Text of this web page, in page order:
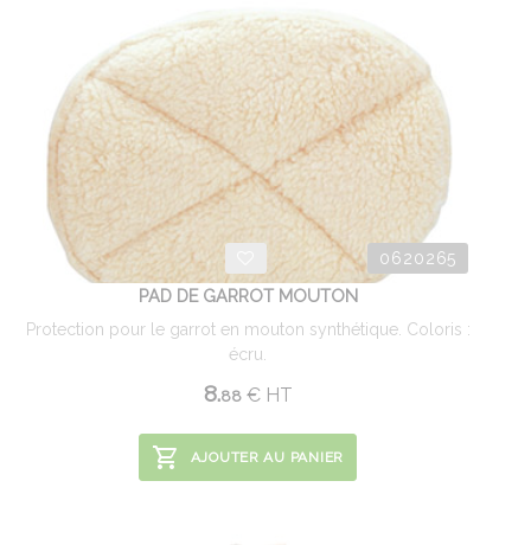
0620265
PAD DE GARROT MOUTON
Protection pour le garrot en mouton synthétique. Coloris :
écru.
8.88 €HT
AJOUTER AU PANIER